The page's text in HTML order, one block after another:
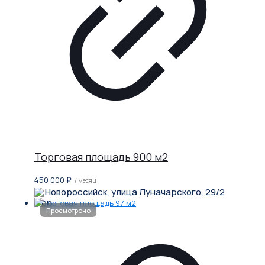
Торговая площадь 900 м2
450 000 ₽ / месяц
Новороссийск, улица Луначарского, 29/2